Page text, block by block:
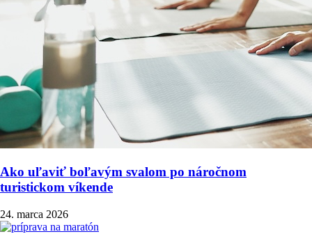
Ako uľaviť boľavým svalom po náročnom
turistickom víkende
24. marca 2026